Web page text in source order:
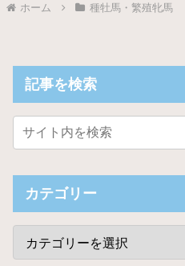
ホーム 種牡馬・繁殖牝馬
記事を検索
カテゴリー